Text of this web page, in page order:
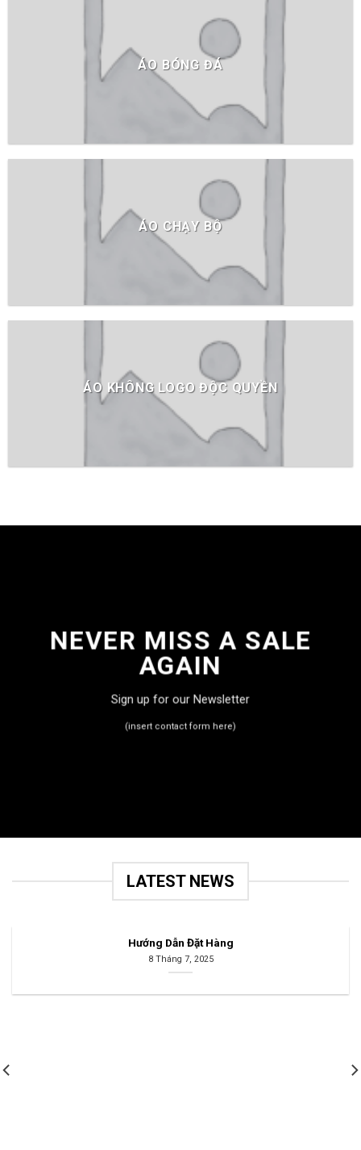
ÁO BÓNG ĐÁ
ÁO CHẠY BỘ
ÁO KHÔNG LOGO ĐỘC QUYỀN
NEVER MISS A SALE
AGAIN
Sign up for our Newsletter
(insert contact form here)
LATEST NEWS
Hướng Dẫn Đặt Hàng
8 Tháng 7, 2025